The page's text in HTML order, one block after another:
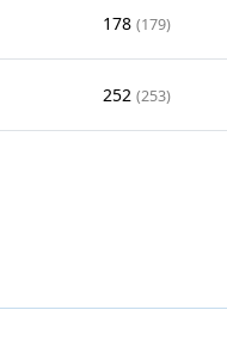
178 (179)
252 (253)